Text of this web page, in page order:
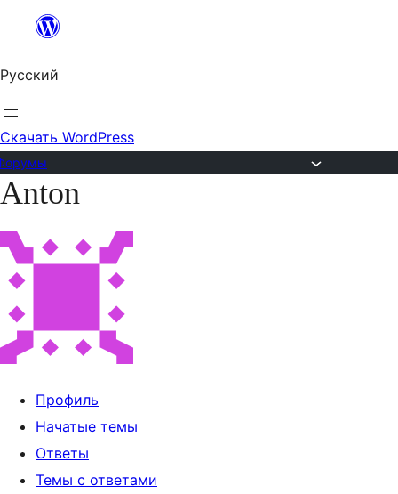
Перейти
содержимому
Русский
Скачать WordPress
Перейти
содержимому
Anton
Профиль
Начатые темы
Ответы
Темы с ответами